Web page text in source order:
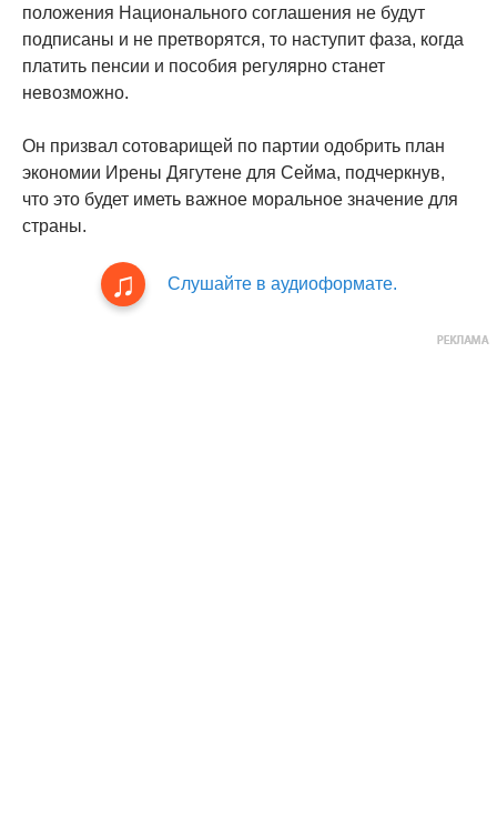
положения Национального соглашения не будут
подписаны и не претворятся, то наступит фаза, когда
платить пенсии и пособия регулярно станет
невозможно.
Он призвал сотоварищей по партии одобрить план
экономии Ирены Дягутене для Сейма, подчеркнув,
что это будет иметь важное моральное значение для
страны.
Слушайте в аудиоформате.